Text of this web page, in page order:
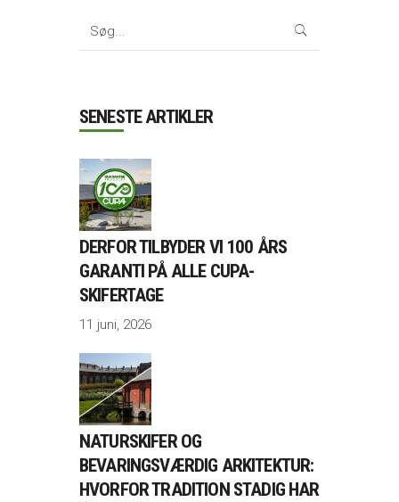
Search
SENESTE ARTIKLER
DERFOR TILBYDER VI 100 ÅRS
GARANTI PÅ ALLE CUPA-
SKIFERTAGE
11 juni, 2026
NATURSKIFER OG
BEVARINGSVÆRDIG ARKITEKTUR:
HVORFOR TRADITION STADIG HAR